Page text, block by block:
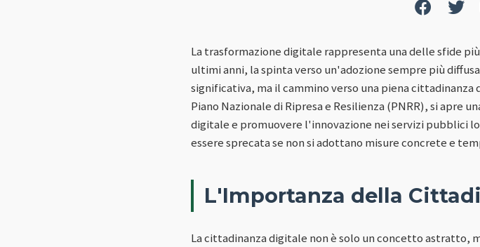
La trasformazione digitale rappresenta una delle sfide
ultimi anni, la spinta verso un'adozione sempre più
significativa, ma il cammino verso una piena
Piano Nazionale di Ripresa e Resilienza (PNRR), si apre
digitale e promuovere l'innovazione nei servizi pubblici
essere sprecata se non si adottano misure concrete e
L'Importanza della
La cittadinanza digitale non è solo un concetto astratto,